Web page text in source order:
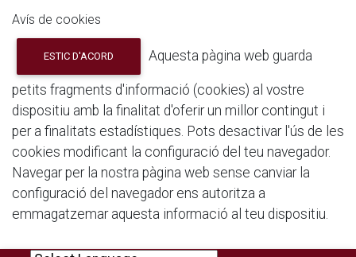
Avís de cookies
ESTIC D'ACORD Aquesta pàgina web guarda
petits fragments d'informació (cookies) al vostre
dispositiu amb la finalitat d'oferir un millor contingut i
per a finalitats estadístiques. Pots desactivar l'ús de les
cookies modificant la configuració del teu navegador.
Navegar per la nostra pàgina web sense canviar la
configuració del navegador ens autoritza a
emmagatzemar aquesta informació al teu dispositiu.